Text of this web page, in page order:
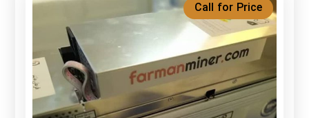
Call for Price